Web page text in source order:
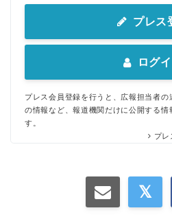
プレス
ログ
プレス会員登録を行うと、広報担当者
の情報など、報道機関だけに公開する情
す。
プレ